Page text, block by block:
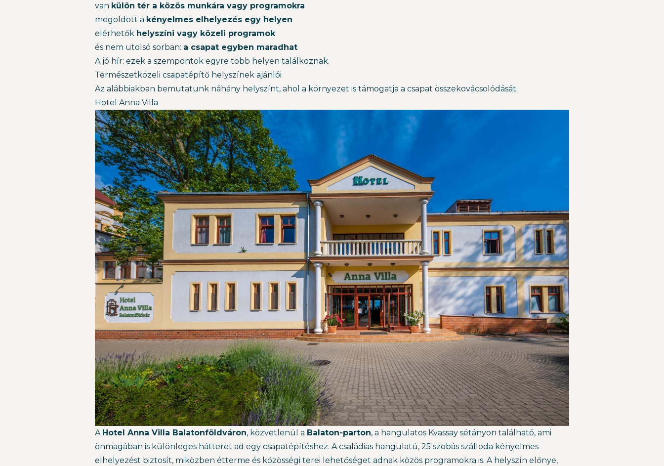
van külön tér a közös munkára vagy programokra
megoldott a kényelmes elhelyezés egy helyen
elérhetők helyszíni vagy közeli programok
és nem utolsó sorban: a csapat egyben maradhat
A jó hír: ezek a szempontok egyre több helyen találkoznak.
Természetközeli csapatépítő helyszínek ajánlói
Az alábbiakban bemutatunk náhány helyszínt, ahol a környezet is támogatja a csapat összekovácsolódását.
Hotel Anna Villa
A Hotel Anna Villa Balatonföldváron, közvetlenül a Balaton-parton, a hangulatos Kvassay sétányon található, ami
önmagában is különleges hátteret ad egy csapatépítéshez. A családias hangulatú, 25 szobás szálloda kényelmes
elhelyezést biztosít, miközben étterme és közösségi terei lehetőséget adnak közös programokra is. A helyszín előnye,